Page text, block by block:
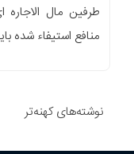
طرفین مال
منافع استیفاء شده
نوشته‌ها
نوشته‌های کهنه‌تر